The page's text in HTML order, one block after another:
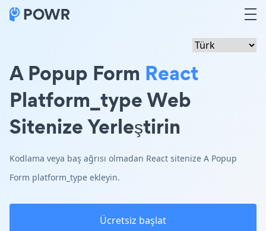
A Popup Form React
Platform_type Web
Sitenize Yerleştirin
Kodlama veya baş ağrısı olmadan React sitenize A Popup
Form platform_type ekleyin.
Ücretsiz başlat